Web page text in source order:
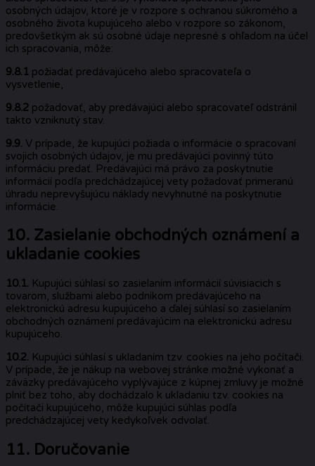
osobných údajov, ktoré je v rozpore s ochranou súkromého a
osobného života kupujúceho alebo v rozpore so zákonom,
predovšetkým ak sú osobné údaje nepresné s ohľadom na účel
ich spracovania, môže:
9.8.1 požiadať predávajúceho alebo spracovateľa o
vysvetlenie,
9.8.2 požadovať, aby predávajúci alebo spracovateľ odstránil
takto vzniknutý stav.
9.9. V prípade, že kupujúci požiada o informácie o spracovaní
svojich osobných údajov, je mu predávajúci povinný túto
informáciu predať. Predávajúci má právo za poskytnutie
informácií podľa predchádzajúcej vety požadovať primeranú
úhradu neprevyšujúcu náklady nevyhnutné na poskytnutie
informácie.
10. Zasielanie obchodných oznámení a
ukladanie cookies
10.1. Kupujúci súhlasí so zasielaním informácií súvisiacich s
tovarom, službami alebo podnikom predávajúceho na
elektronickú adresu kupujúceho a ďalej súhlasí so zasielaním
obchodných oznámení predávajúcim na elektronickú adresu
kupujúceho.
10.2. Kupujúci súhlasí s ukladaním tzv. cookies na jeho počítači.
V prípade, že je nákup na webovej stránke možné vykonať a
záväzky predávajúceho vyplývajúce z kúpnej zmluvy je možné
plniť bez toho, aby dochádzalo k ukladaniu tzv. cookies na
počítači kupujúceho, môže kupujúci súhlas podľa
predchádzajúcej vety kedykoľvek odvolať.
11. Doručovanie